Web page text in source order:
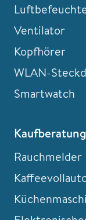
Ventilator
Kopfhörer
WLAN-
Smartwatch
Kaufberatung
Rauchmelder